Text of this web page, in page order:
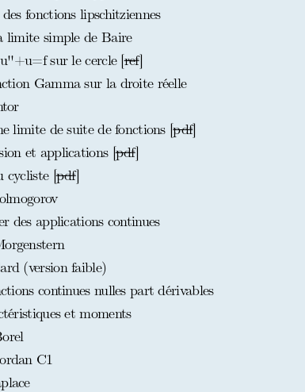
fonctions lipschitziennes
limite simple de Baire
sur le cercle [ref]
Gamma sur la droite réelle
limite de suite de fonctions [pdf]
et applications [pdf]
cycliste [pdf]
des applications continues
(version faible)
continues nulles part dérivables
et moments
C1